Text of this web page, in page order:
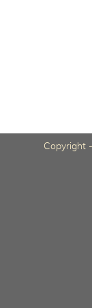
Copyright